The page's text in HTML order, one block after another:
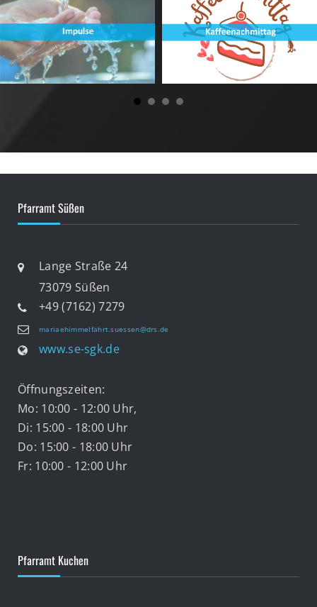
Pfarramt Süßen
Lange Straße 24
73079 Süßen
+49 (7162) 7279
mariaehimmelfahrt.suessen@drs.de
www.se-sgk.de
Öffnungszeiten:
Mo: 10:00 - 12:00 Uhr,
Di: 15:00 - 18:00 Uhr
Do: 15:00 - 18:00 Uhr
Fr: 10:00 - 12:00 Uhr
Pfarramt Kuchen